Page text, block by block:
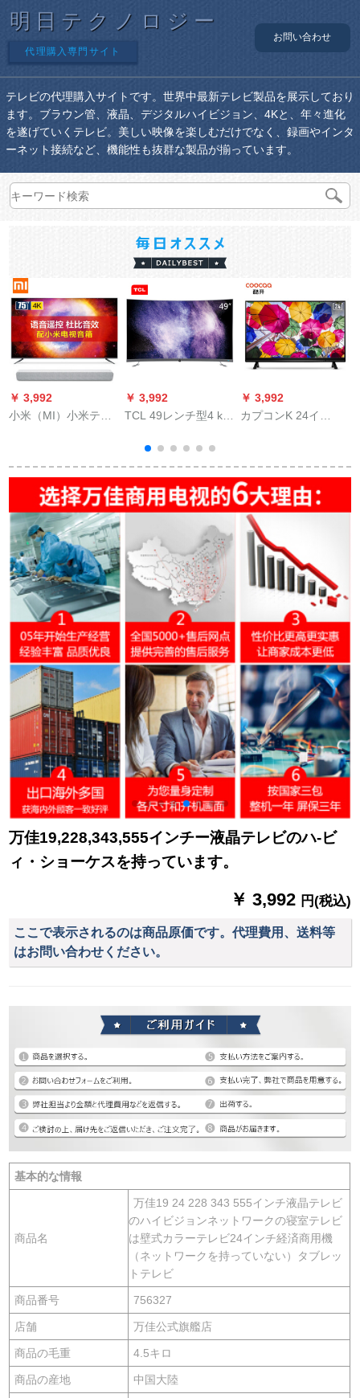
明日テクノロジー
代理購入専門サイト
お問い合わせ
テレビの代理購入サイトです。世界中最新テレビ製品を展示しており
ます。ブラウン管、液晶、デジタルハイビジョン、4Kと、年々進化
を遂げていくテレビ。美しい映像を楽しむだけでなく、録画やインタ
ーネット接続など、機能性も抜群な製品が揃っています。
￥ 3,992
小米（MI）小米テレ
ーレンレンレンレン
バスの人工知能音ネ
トールセブン4 S 75
イビトラック
￥ 3,992
TCL 49レンチ型4 kフ
力全生態Hロック人工
知能ネトワク液晶曲
面テッグ49イ
￥ 3,992
カプコンK 24イ
WiFi(黒)
万佳19,228,343,555インチー液晶テレビのハ-ビ
ィ・ショーケスを持っています。
￥ 3,992 円(税込)
ここで表示されるのは商品原価です。代理費用、送料等
はお問い合わせください。
基本的な情報
商品名
万佳19 24 228 343 555インチ液晶テレビ
のハイビジョンネットワークの寝室テレビ
は壁式カラーテレビ24インチ経済商用機
（ネットワークを持っていない）タブレッ
トテレビ
商品番号 756327
店舗 万佳公式旗艦店
商品の毛重 4.5キロ
商品の産地 中国大陸